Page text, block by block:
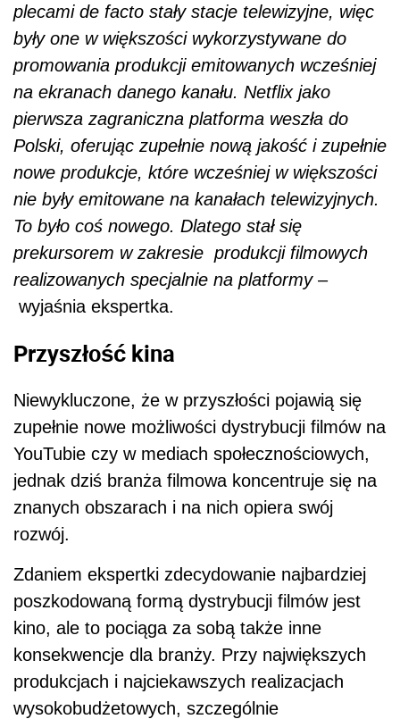
plecami de facto stały stacje telewizyjne, więc
były one w większości wykorzystywane do
promowania produkcji emitowanych wcześniej
na ekranach danego kanału. Netflix jako
pierwsza zagraniczna platforma weszła do
Polski, oferując zupełnie nową jakość i zupełnie
nowe produkcje, które wcześniej w większości
nie były emitowane na kanałach telewizyjnych.
To było coś nowego. Dlatego stał się
prekursorem w zakresie produkcji filmowych
realizowanych specjalnie na platformy –
wyjaśnia ekspertka.
Przyszłość kina
Niewykluczone, że w przyszłości pojawią się
zupełnie nowe możliwości dystrybucji filmów na
YouTubie czy w mediach społecznościowych,
jednak dziś branża filmowa koncentruje się na
znanych obszarach i na nich opiera swój
rozwój.
Zdaniem ekspertki zdecydowanie najbardziej
poszkodowaną formą dystrybucji filmów jest
kino, ale to pociąga za sobą także inne
konsekwencje dla branży. Przy największych
produkcjach i najciekawszych realizacjach
wysokobudżetowych, szczególnie